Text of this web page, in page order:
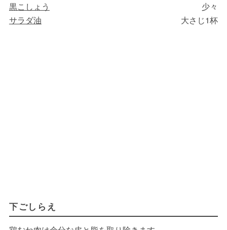
黒こしょう
少々
サラダ油
大さじ1杯
下ごしらえ